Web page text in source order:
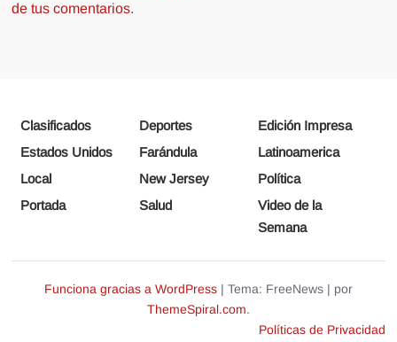
de tus comentarios.
Clasificados Deportes
Edición Impresa
Estados Unidos
Farándula
Latinoamerica
Local
New Jersey
Política
Portada
Salud
Video de la
Semana
Funciona gracias a WordPress | Tema: FreeNews | por
ThemeSpiral.com.
Políticas de Privacidad